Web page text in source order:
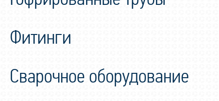
Фитинги
Сварочное оборудование